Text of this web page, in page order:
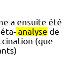
a ensuite été
analyse de
(que